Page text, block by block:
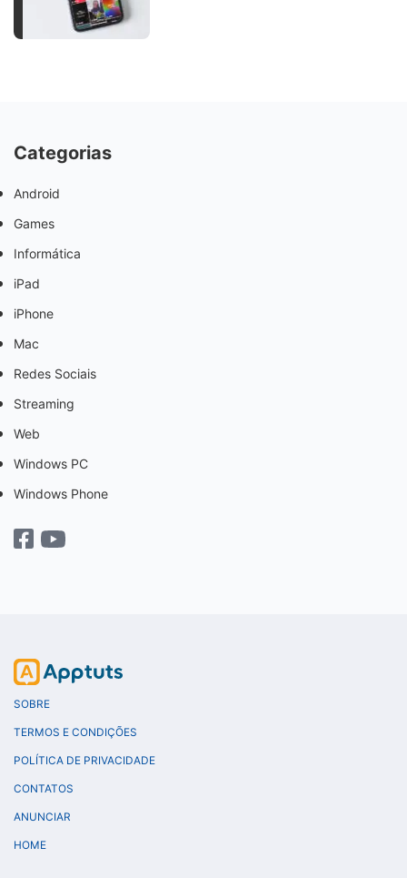
Categorias
Android
Games
Informática
iPad
iPhone
Mac
Redes Sociais
Streaming
Web
Windows PC
Windows Phone
SOBRE
TERMOS E CONDIÇÕES
POLÍTICA DE PRIVACIDADE
CONTATOS
ANUNCIAR
HOME